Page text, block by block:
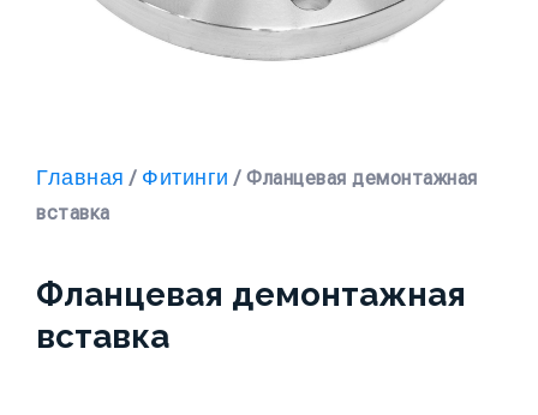
Главная / Фитинги / Фланцевая демонтажная
вставка
Фланцевая демонтажная
вставка